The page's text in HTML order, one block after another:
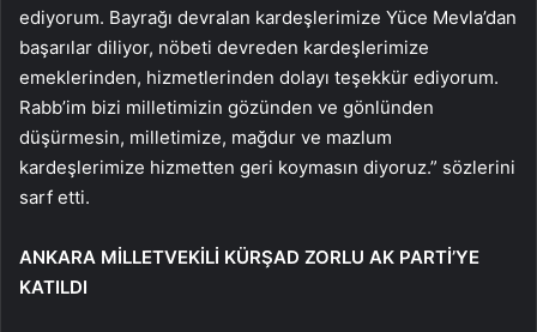
ediyorum. Bayrağı devralan kardeşlerimize Yüce Mevla’dan
başarılar diliyor, nöbeti devreden kardeşlerimize
emeklerinden, hizmetlerinden dolayı teşekkür ediyorum.
Rabb’im bizi milletimizin gözünden ve gönlünden
düşürmesin, milletimize, mağdur ve mazlum
kardeşlerimize hizmetten geri koymasın diyoruz.” sözlerini
sarf etti.
ANKARA MİLLETVEKİLİ KÜRŞAD ZORLU AK PARTİ’YE
KATILDI